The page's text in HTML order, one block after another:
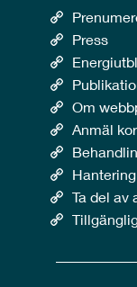
Press
Om
Anmäl
Ta del av